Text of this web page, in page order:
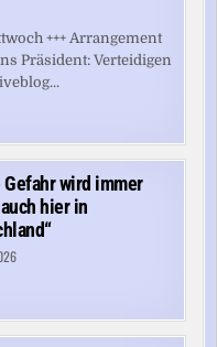
+++ Arrangement
Präsident: Verteidigen
Gefahr wird immer
hier in